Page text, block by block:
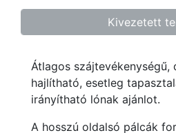
Kivezetett
Átlagos szájtevékenységű,
hajlítható, esetleg
irányítható lónak ajánlot.
A hosszú oldalsó pálcák